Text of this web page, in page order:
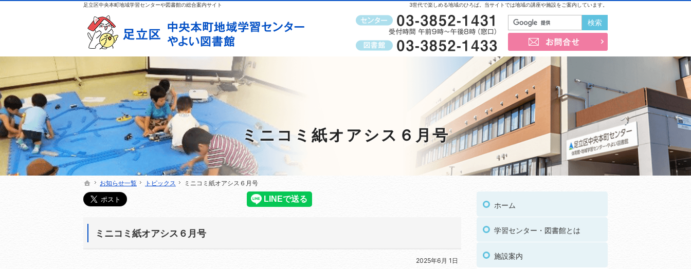
ミニコミ紙オアシス６月号
3世代で楽しめる地域のひろば。当サイトでは地域の講座や施設をご案内しています。
足立区中央本町地域学習センターや図書館の総合案内サイト
ホーム
お知らせ一覧 トピックス ミニコミ紙オアシス６月号
ミニコミ紙オアシス６月号
2025年6月 1日
ホーム
学習センター・図書館とは
施設案内
ホーム
お知らせ一覧 トピックス ミニコミ紙オアシス６月号
03-3852-1431
受付時間
午前9時～午後8時（窓口）
03-3852-1433